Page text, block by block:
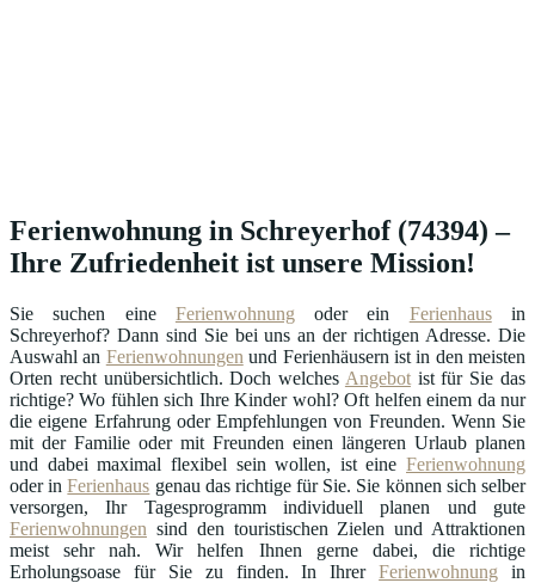
Ferienwohnung in Schreyerhof (74394) –
Ihre Zufriedenheit ist unsere Mission!
Sie suchen eine Ferienwohnung oder ein Ferienhausin
Schreyerhof? Dann sind Sie bei uns an der richtigen Adresse. Die
Auswahl an Ferienwohnungen und Ferienhäusern ist in den meisten
Orten recht unübersichtlich. Doch welches Angebotist für Sie das
richtige? Wo fühlen sich Ihre Kinder wohl? Oft helfen einem da nur
die eigene Erfahrung oder Empfehlungen von Freunden. Wenn Sie
mit der Familie oder mit Freunden einen längeren Urlaub planen
und dabei maximal flexibel sein wollen, ist eine Ferienwohnung
oder inFerienhaus genau das richtige für Sie. Sie können sich selber
versorgen, Ihr Tagesprogramm individuell planen und gute
Ferienwohnungen sind den touristischen Zielen und Attraktionen
meist sehr nah. Wir helfen Ihnen gerne dabei, die richtige
Erholungsoase für Sie zu finden. In IhrerFerienwohnung in